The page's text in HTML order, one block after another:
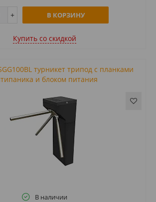
В КОРЗИНУ
Купить cо скидкой
турникет трипод с планками
и блоком питания
В наличии